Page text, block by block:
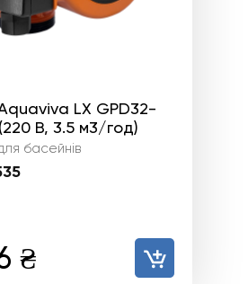
LX GPD32-
В, 3.5 м3/год)
басейнів
₴Поточна